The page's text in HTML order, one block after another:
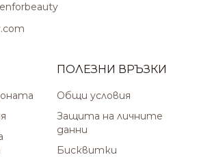
ПОЛЕЗНИ ВРЪЗКИ
Общи условия
Защита на личните
данни
Бисквитки